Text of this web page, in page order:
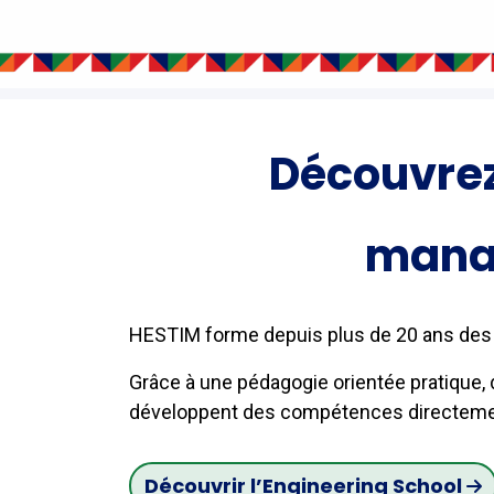
HESTIM forme depuis plus de 20 ans
Grâce à une pédagogie orientée
développent des compétences
Découvrir l’Engineerin​​g ​​​​​​School